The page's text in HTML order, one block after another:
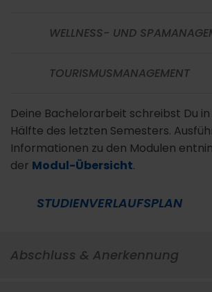
WELLNESS- UND
TOURISMUSMANAGEMENT
Deine Bachelorarbeit schreibst Du
Hälfte des letzten Semesters.
Informationen zu den Modulen
der Modul-Übersicht.
STUDIENVERLAUFSPLAN
Abschluss & Anerkennung